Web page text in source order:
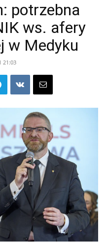
potrzebna
ws. afery
w Medyku
21:03